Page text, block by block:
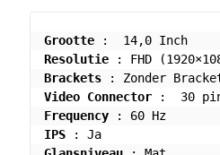
Grootte
Resolutie
Brackets
Video Connector
Frequency
IPS